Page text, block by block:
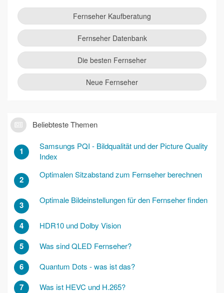
Fernseher Kaufberatung
Fernseher Datenbank
Die besten Fernseher
Neue Fernseher
Beliebteste Themen
1
Samsungs PQI - Bildqualität und der Picture Quality
Index
2 Optimalen Sitzabstand zum Fernseher berechnen
3 Optimale Bildeinstellungen für den Fernseher finden
4 HDR10 und Dolby Vision
5 Was sind QLED Fernseher?
6 Quantum Dots - was ist das?
7 Was ist HEVC und H.265?